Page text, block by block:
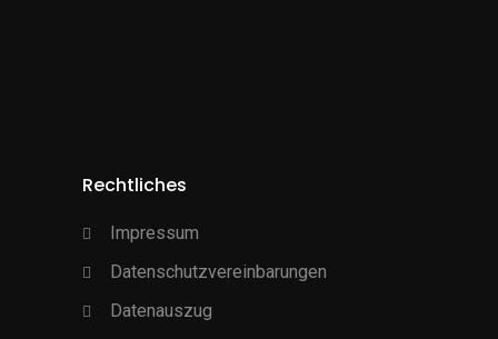
Rechtliches
Impressum
Datenschutzvereinbarungen
Datenauszug